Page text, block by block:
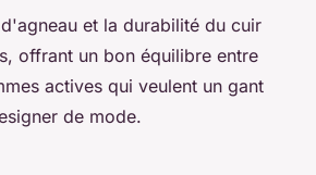
et la durabilité du cuir
offrant un bon équilibre entre
actives qui veulent un gant
de mode.